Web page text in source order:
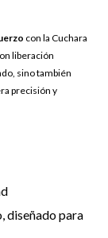
con la Cuchara
liberación
sino también
precisión y
diseñado para